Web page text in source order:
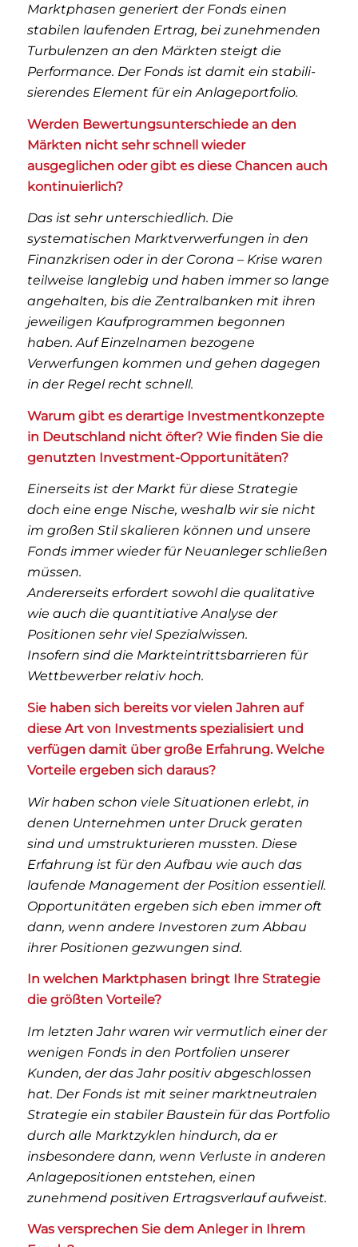
Marktphasen generiert der Fonds einen
stabilen laufenden Ertrag, bei zunehmenden
Turbulenzen an den Märkten steigt die
Performance. Der Fonds ist damit ein stabili­
sierendes Element für ein Anlageportfolio.
Werden Bewertungsunterschiede an den
Märkten nicht sehr schnell wieder
ausgeglichen oder gibt es diese Chancen auch
kontinuierlich?
Das ist sehr unterschiedlich. Die
systematischen Marktverwerfungen in den
Finanzkrisen oder in der Corona – Krise waren
teilweise langlebig und haben immer so lange
angehalten, bis die Zentralbanken mit ihren
jeweiligen Kaufprogrammen begonnen
haben. Auf Einzelnamen bezogene
Verwerfungen kommen und gehen dagegen
in der Regel recht schnell.
Warum gibt es derartige Investmentkonzepte
in Deutschland nicht öfter? Wie finden Sie die
genutzten Investment-Opportunitäten?
Einerseits ist der Markt für diese Strategie
doch eine enge Nische, weshalb wir sie nicht
im großen Stil skalieren können und unsere
Fonds immer wieder für Neuanleger schließen
müssen.
Andererseits erfordert sowohl die qualitative
wie auch die quantitiative Analyse der
Positionen sehr viel Spezialwissen.
Insofern sind die Markteintrittsbarrieren für
Wett­bewerber relativ hoch.
Sie haben sich bereits vor vielen Jahren auf
diese Art von Investments spezialisiert und
verfügen damit über große Erfahrung. Welche
Vorteile ergeben sich daraus?
Wir haben schon viele Situationen erlebt, in
denen Unternehmen unter Druck geraten
sind und umstrukturieren mussten. Diese
Erfahrung ist für den Aufbau wie auch das
laufende Management der Position essentiell.
Opportunitäten ergeben sich eben immer oft
dann, wenn andere Investoren zum Abbau
ihrer Positionen gezwungen sind.
In welchen Marktphasen bringt Ihre Strategie
die größten Vorteile?
Im letzten Jahr waren wir vermutlich einer der
wenigen Fonds in den Portfolien unserer
Kunden, der das Jahr positiv abgeschlossen
hat. Der Fonds ist mit seiner marktneutralen
Strategie ein stabiler Baustein für das Portfolio
durch alle Marktzyklen hindurch, da er
insbesondere dann, wenn Verluste in anderen
Anlagepositionen entstehen, einen
zunehmend positiven Ertragsverlauf aufweist.
Was versprechen Sie dem Anleger in Ihrem